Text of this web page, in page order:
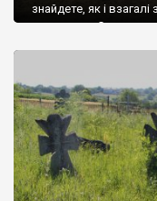
знайдете, як і
мешканець